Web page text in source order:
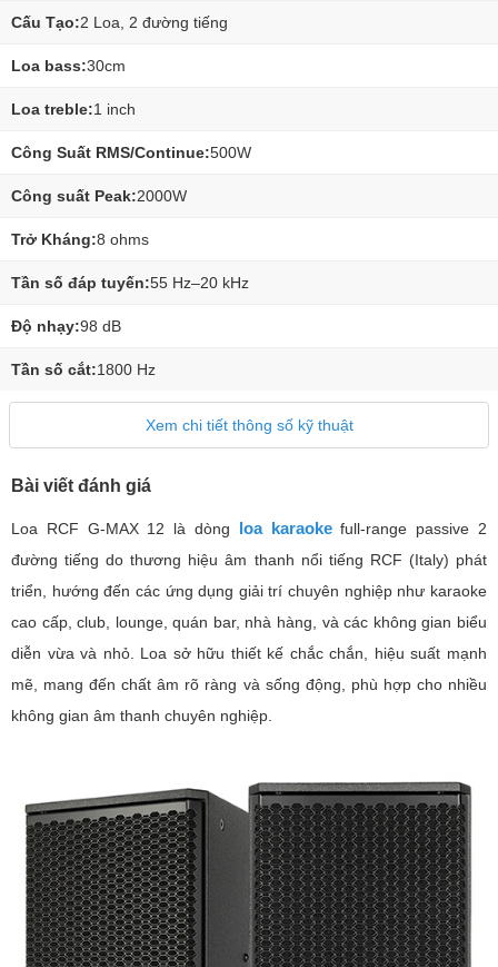
Cấu Tạo:2 Loa, 2 đường tiếng
Loa bass:30cm
Loa treble:1 inch
Công Suất RMS/Continue:500W
Công suất Peak:2000W
Trở Kháng:8 ohms
Tần số đáp tuyến:55 Hz–20 kHz
Độ nhạy:98 dB
Tần số cắt:1800 Hz
Xem chi tiết thông số kỹ thuật
Bài viết đánh giá
Loa RCF G-MAX 12 là dòng loa karaokefull-range passive 2
đường tiếng do thương hiệu âm thanh nổi tiếng RCF (Italy) phát
triển, hướng đến các ứng dụng giải trí chuyên nghiệp như karaoke
cao cấp, club, lounge, quán bar, nhà hàng, và các không gian biểu
diễn vừa và nhỏ. Loa sở hữu thiết kế chắc chắn, hiệu suất mạnh
mẽ, mang đến chất âm rõ ràng và sống động, phù hợp cho nhiều
không gian âm thanh chuyên nghiệp.